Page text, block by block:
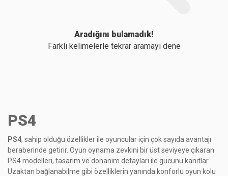
Aradığını bulamadık!
Farklı kelimelerle tekrar aramayı dene
PS4
PS4, sahip olduğu özellikler ile oyuncular için çok sayıda avantajı
beraberinde getirir. Oyun oynama zevkini bir üst seviyeye çıkaran
PS4 modelleri, tasarım ve donanım detayları ile gücünü kanıtlar.
Uzaktan bağlanabilme gibi özelliklerin yanında konforlu oyun kolu